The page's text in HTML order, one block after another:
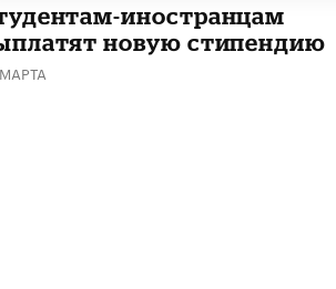
​Яндекс выпустил бесплатный курс по
защите от ИИ-мошенничества
иностранцам
новую стипендию